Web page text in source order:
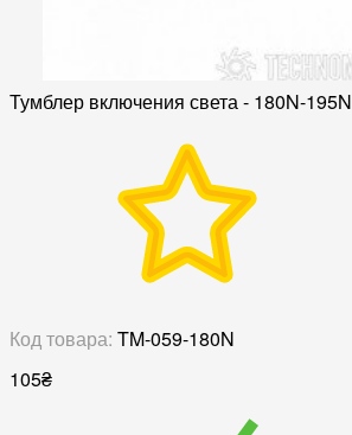
Тумблер включения света - 180N-195N
Код товара: TM-059-180N
105₴